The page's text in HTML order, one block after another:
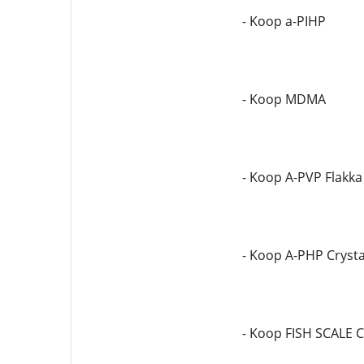
- Koop a-PIHP
- Koop MDMA
- Koop A-PVP Flakka
- Koop A-PHP
- Koop FISH SCALE